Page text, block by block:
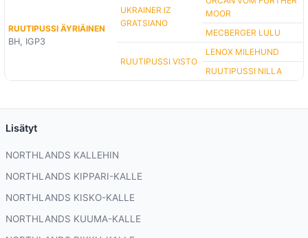
RUUTIPUSSI ÄYRIÄINEN
BH, IGP3
UKRAINER IZ
GRATSIANO
MOOR
MECBERGER LULU
RUUTIPUSSI VISTO
LENOX MILEHUND
RUUTIPUSSI NILLA
Lisätyt
NORTHLANDS KALLEHIN
NORTHLANDS KIPPARI-KALLE
NORTHLANDS KISKO-KALLE
NORTHLANDS KUUMA-KALLE